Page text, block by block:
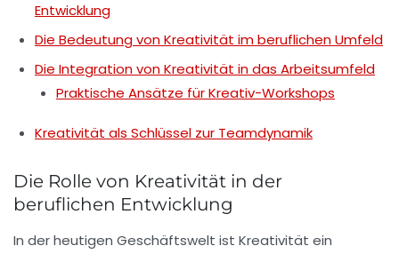
Entwicklung
Die Bedeutung von Kreativität im beruflichen Umfeld
Die Integration von Kreativität in das Arbeitsumfeld
Praktische Ansätze für Kreativ-Workshops
Kreativität als Schlüssel zur Teamdynamik
Die Rolle von Kreativität in der
beruflichen Entwicklung
In der heutigen Geschäftswelt ist Kreativität ein